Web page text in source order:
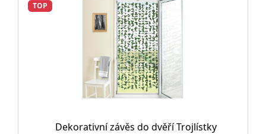
TOP
Dekorativní závěs do dvěří Trojlístky